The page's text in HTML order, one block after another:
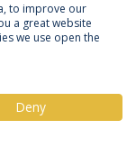
to improve our
a great website
we use open the
Deny